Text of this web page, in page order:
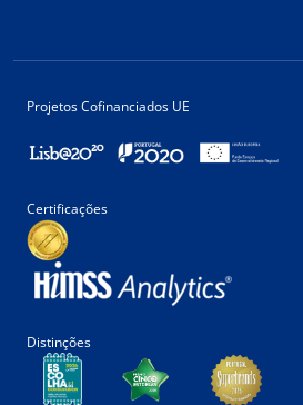
Projetos Cofinanciados UE
Certificações
Distinções